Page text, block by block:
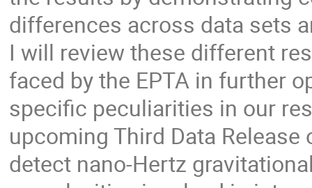
differences across data sets
I will review these different
faced by the EPTA in further
specific peculiarities in our
upcoming Third Data
detect nano-Hertz